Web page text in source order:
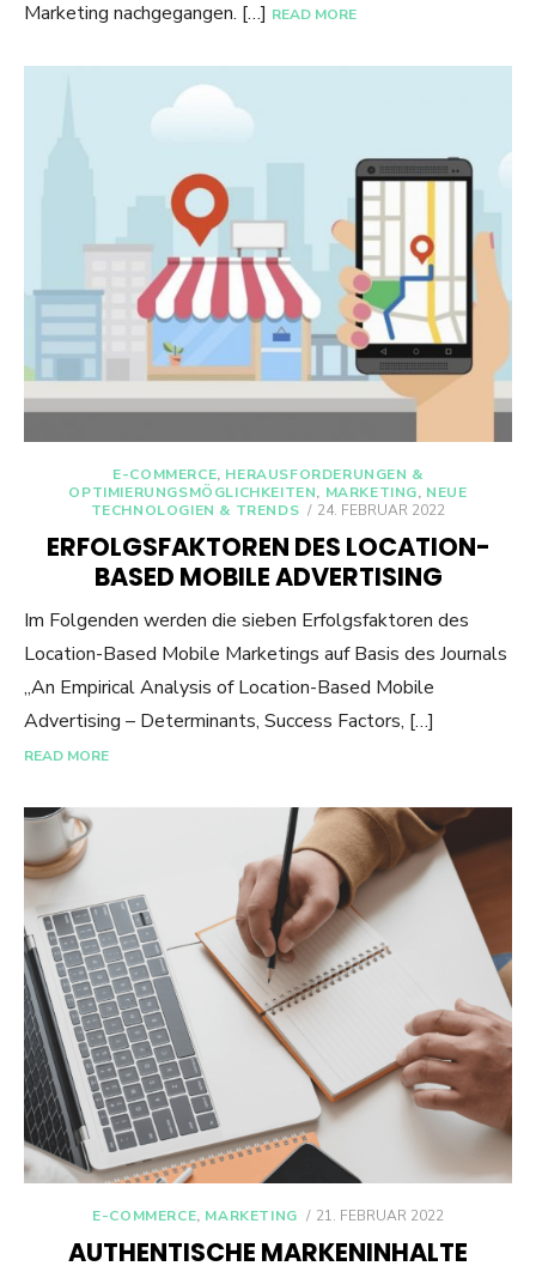
Marketing nachgegangen. […] READ MORE
E-COMMERCE, HERAUSFORDERUNGEN &
OPTIMIERUNGSMÖGLICHKEITEN, MARKETING, NEUE
TECHNOLOGIEN & TRENDS
POSTED
24. FEBRUAR 2022
ERFOLGSFAKTOREN DES LOCATION-
BASED MOBILE ADVERTISING
Im Folgenden werden die sieben Erfolgsfaktoren des
Location-Based Mobile Marketings auf Basis des Journals
„An Empirical Analysis of Location-Based Mobile
Advertising – Determinants, Success Factors, […]
READ MORE
E-COMMERCE, MARKETING
POSTED
21. FEBRUAR 2022
AUTHENTISCHE MARKENINHALTE